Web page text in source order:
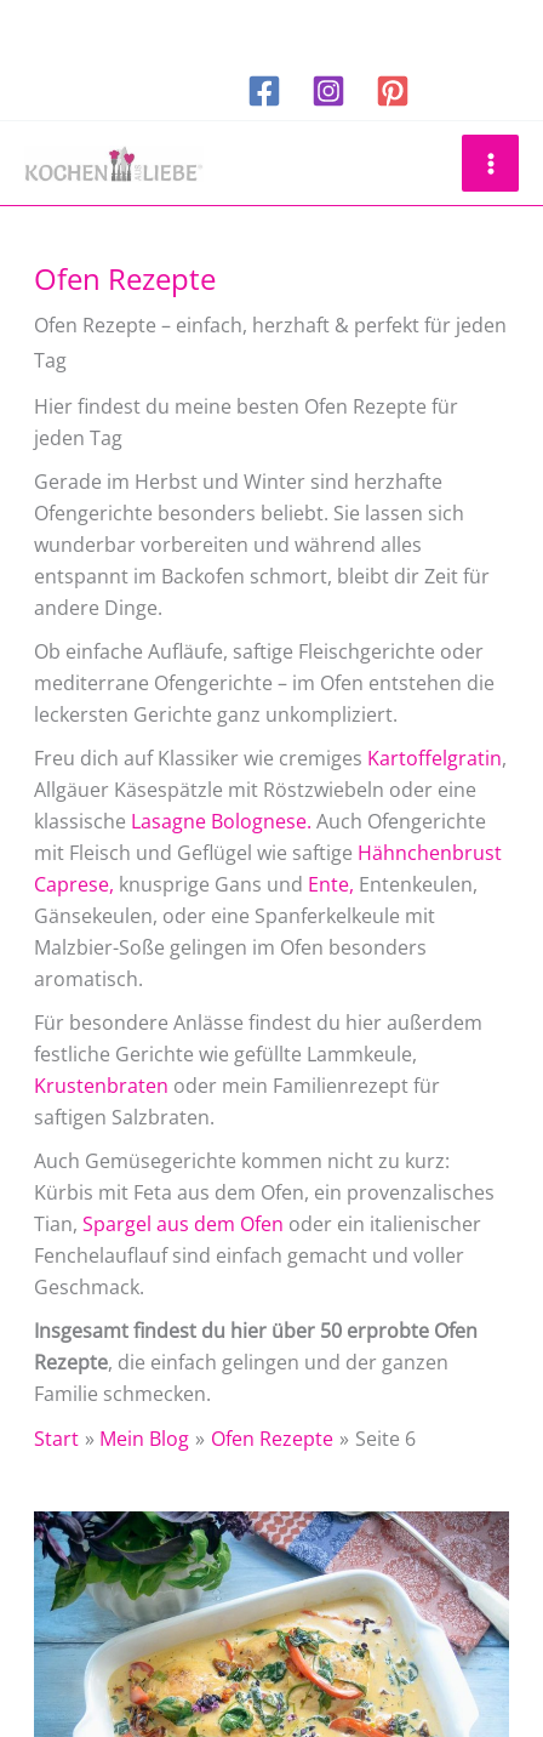
Ofen Rezepte
Ofen Rezepte – einfach, herzhaft & perfekt für jeden
Tag
Hier findest du meine besten Ofen Rezepte für
jeden Tag
Gerade im Herbst und Winter sind herzhafte
Ofengerichte besonders beliebt. Sie lassen sich
wunderbar vorbereiten und während alles
entspannt im Backofen schmort, bleibt dir Zeit für
andere Dinge.
Ob einfache Aufläufe, saftige Fleischgerichte oder
mediterrane Ofengerichte – im Ofen entstehen die
leckersten Gerichte ganz unkompliziert.
Freu dich auf Klassiker wie cremiges Kartoffelgratin,
Allgäuer Käsespätzle mit Röstzwiebeln oder eine
klassische Lasagne Bolognese. Auch Ofengerichte
mit Fleisch und Geflügel wie saftige Hähnchenbrust
Caprese, knusprige Gans und Ente, Entenkeulen,
Gänsekeulen, oder eine Spanferkelkeule mit
Malzbier-Soße gelingen im Ofen besonders
aromatisch.
Für besondere Anlässe findest du hier außerdem
festliche Gerichte wie gefüllte Lammkeule,
Krustenbraten oder mein Familienrezept für
saftigen Salzbraten.
Auch Gemüsegerichte kommen nicht zu kurz:
Kürbis mit Feta aus dem Ofen, ein provenzalisches
Tian, Spargel aus dem Ofen oder ein italienischer
Fenchelauflauf sind einfach gemacht und voller
Geschmack.
Insgesamt findest du hier über 50 erprobte Ofen
Rezepte, die einfach gelingen und der ganzen
Familie schmecken.
Start
Mein Blog Ofen Rezepte Seite 6